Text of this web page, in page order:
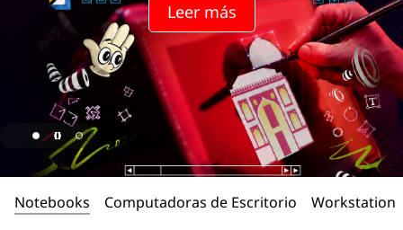
Leer más
Notebooks Computadoras de Escritorio Workstations